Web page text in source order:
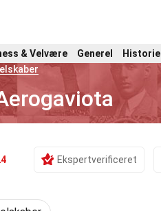
& Velvære Generel Historie
Ekspertverificeret